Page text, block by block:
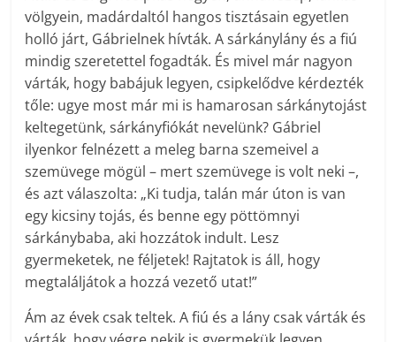
völgyein, madárdaltól hangos tisztásain egyetlen
holló járt, Gábrielnek hívták. A sárkánylány és a fiú
mindig szeretettel fogadták. És mivel már nagyon
várták, hogy babájuk legyen, csipkelődve kérdezték
tőle: ugye most már mi is hamarosan sárkánytojást
keltegetünk, sárkányfiókát nevelünk? Gábriel
ilyenkor felnézett a meleg barna szemeivel a
szemüvege mögül – mert szemüvege is volt neki –,
és azt válaszolta: „Ki tudja, talán már úton is van
egy kicsiny tojás, és benne egy pöttömnyi
sárkánybaba, aki hozzátok indult. Lesz
gyermeketek, ne féljetek! Rajtatok is áll, hogy
megtaláljátok a hozzá vezető utat!”
Ám az évek csak teltek. A fiú és a lány csak várták és